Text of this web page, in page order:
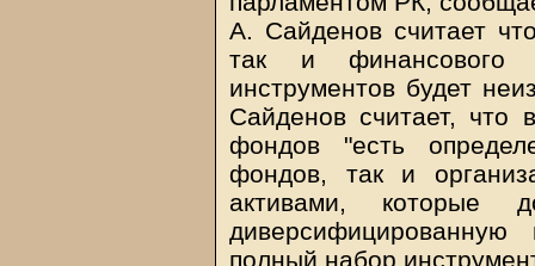
А. Сайденов считает
так и финансового
инструментов будет
Сайденов считает, что
фондов "есть
фондов, так и
активами, которые
полный набор